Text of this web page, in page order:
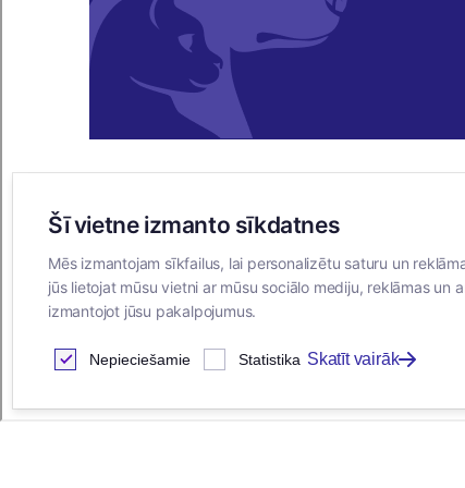
E-VEIKALS
Iegādes noteikumi
Privātuma politika
Sīkdatņu noteikumi
Šī vietne izmanto sīkdatnes
Mēs izmantojam sīkfailus, lai personalizētu saturu un
jūs lietojat mūsu vietni ar mūsu sociālo mediju, reklāmas
izmantojot jūsu pakalpojumus.
Nepieciešamie Statistika Skatīt vairāk